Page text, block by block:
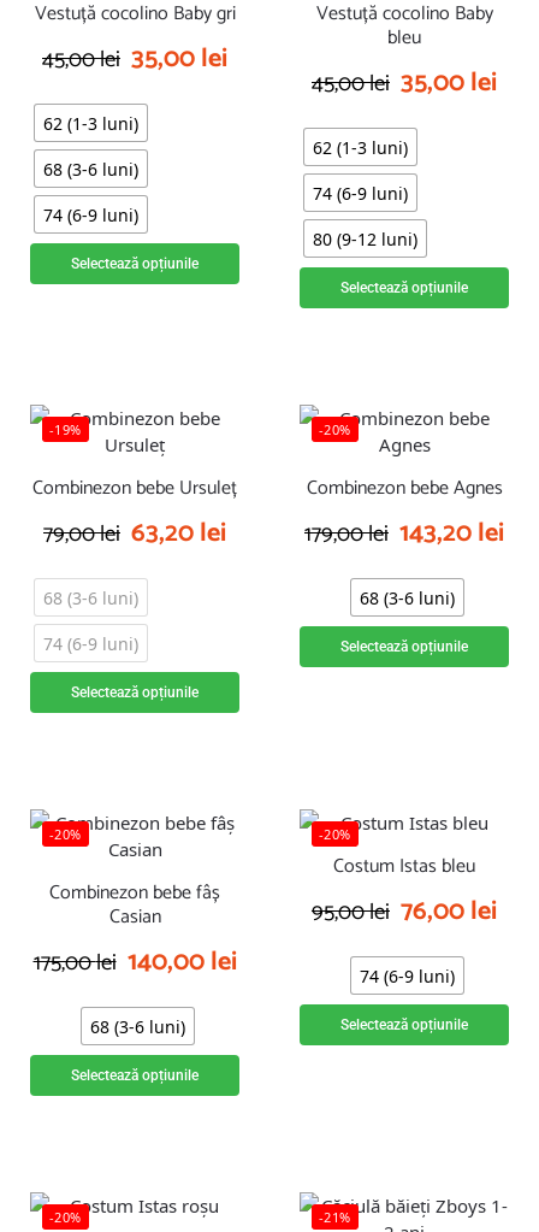
Vestuță cocolino Baby gri
45,00lei 35,00lei
62 (1-3 luni)
68 (3-6 luni)
74 (6-9 luni)
Selectează opțiunile
Vestuță cocolino Baby
bleu
45,00lei 35,00lei
62 (1-3 luni)
74 (6-9 luni)
80 (9-12 luni)
Selectează opțiunile
-19%
Combinezon bebe Ursuleț
79,00lei 63,20lei
68 (3-6 luni)
74 (6-9 luni)
Selectează opțiunile
-20%
Combinezon bebe Agnes
179,00lei 143,20lei
68 (3-6 luni)
Selectează opțiunile
-20%
Combinezon bebe fâș
Casian
175,00lei 140,00lei
68 (3-6 luni)
Selectează opțiunile
-20%
Costum Istas bleu
95,00lei 76,00lei
74 (6-9 luni)
Selectează opțiunile
-20% -21%